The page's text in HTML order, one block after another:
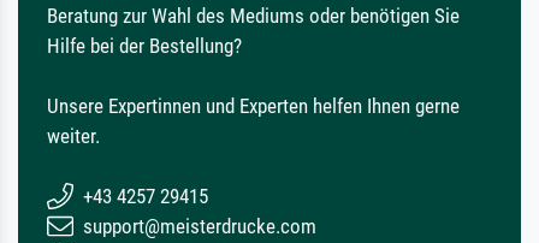
Beratung zur Wahl des Mediums oder benötigen Sie
Hilfe bei der Bestellung?
Unsere Expertinnen und Experten helfen Ihnen gerne
weiter.
+43 4257 29415
support@meisterdrucke.com